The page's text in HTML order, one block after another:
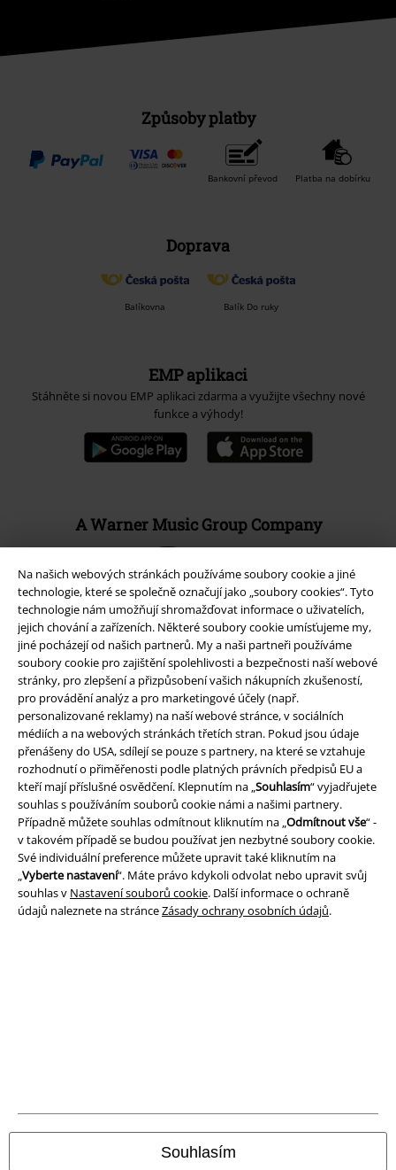
Na našich webových stránkách používáme soubory cookie a jiné
technologie, které se společně označují jako „soubory cookies“. Tyto
technologie nám umožňují shromažďovat informace o uživatelích,
jejich chování a zařízeních. Některé soubory cookie umísťujeme my,
jiné pocházejí od našich partnerů. My a naši partneři používáme
soubory cookie pro zajištění spolehlivosti a bezpečnosti naší webové
stránky, pro zlepšení a přizpůsobení vašich nákupních zkušeností,
pro provádění analýz a pro marketingové účely (např.
personalizované reklamy) na naší webové stránce, v sociálních
médiích a na webových stránkách třetích stran. Pokud jsou údaje
přenášeny do USA, sdílejí se pouze s partnery, na které se vztahuje
rozhodnutí o přiměřenosti podle platných právních předpisů EU a
kteří mají příslušné osvědčení. Klepnutím na „Souhlasím“ vyjadřujete
souhlas s používáním souborů cookie námi a našimi partnery.
Případně můžete souhlas odmítnout kliknutím na „Odmítnout vše“ -
v takovém případě se budou používat jen nezbytné soubory cookie.
Své individuální preference můžete upravit také kliknutím na
„Vyberte nastavení“. Máte právo kdykoli odvolat nebo upravit svůj
souhlas v Nastavení souborů cookie. Další informace o ochraně
údajů naleznete na stránceZásady ochrany osobních údajů.
Souhlasím
Způsoby platby
Bankovní převod Platba na dobírku
Doprava
Balíkovna Balík Do ruky
EMP aplikaci
Stáhněte si novou EMP aplikaci zdarma a využijte všechny nové
funkce a výhody!
A Warner Music Group Company
Právní informace
Podmínky
Prohlášení
Ochrana osobních údajů
Všechny ceny jsou včetně DPH, bezpoštovného a balného
© 1986-2026 EMP Merchandising